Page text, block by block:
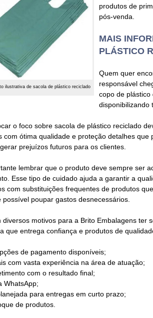
ilustrativa de sacola de plástico reciclado
produtos de
pós-venda.
MAIS
PLÁSTICO
Quem quer
responsável
copo de plástico
disponibilizando
o foco sobre sacola de plástico reciclado
com ótima qualidade e proteção detalhes
prejuízos futuros para os clientes.
lembrar que o produto deve sempre ser
Esse tipo de cuidado ajuda a garantir a
com substituições frequentes de produtos
possível poupar gastos desnecessários.
diversos motivos para a Brito Embalagens ter
que entrega confiança e produtos de
de pagamento disponíveis;
com vasta experiência na área de atuação;
com o resultado final;
WhatsApp;
para entregas em curto prazo;
de produtos.